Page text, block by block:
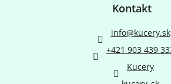
Kontakt
info@kucery.sk
+421 903 439
Kucery